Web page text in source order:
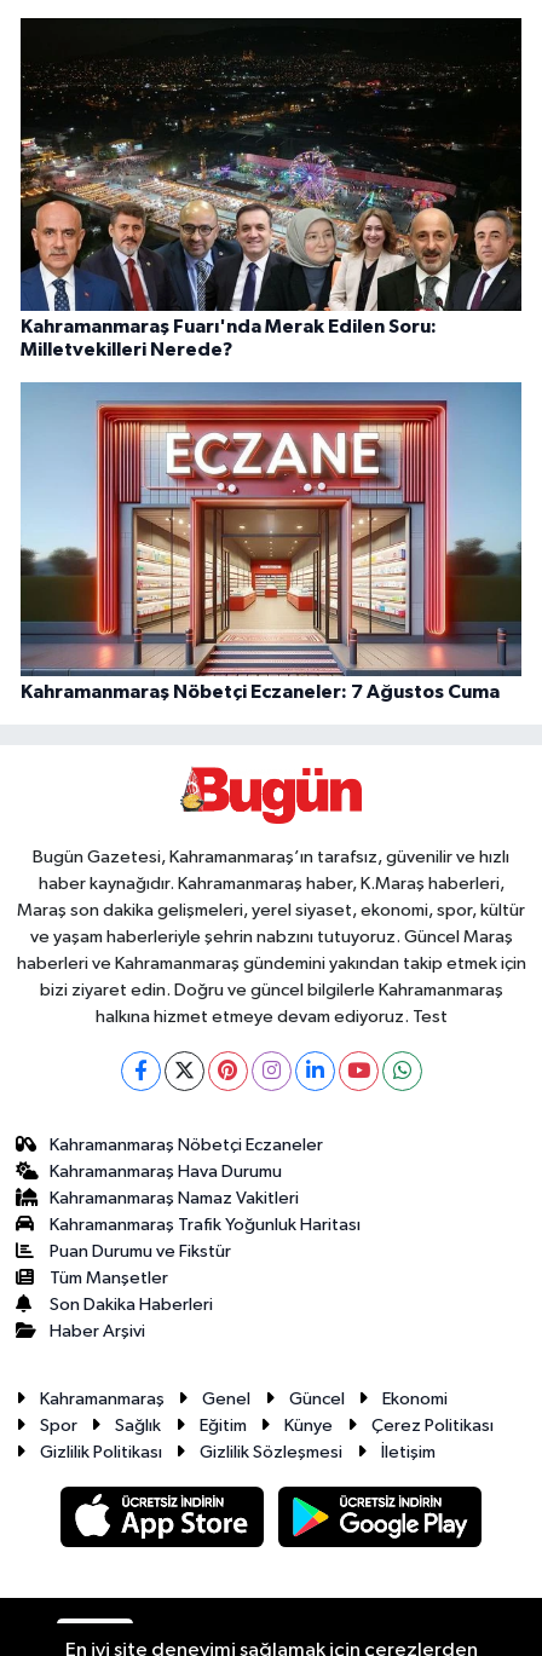
Kahramanmaraş Fuarı'nda Merak Edilen Soru:
Milletvekilleri Nerede?
Kahramanmaraş Nöbetçi Eczaneler: 7 Ağustos Cuma
Bugün Gazetesi, Kahramanmaraş’ın tarafsız, güvenilir ve hızlı
haber kaynağıdır. Kahramanmaraş haber, K.Maraş haberleri,
Maraş son dakika gelişmeleri, yerel siyaset, ekonomi, spor, kültür
ve yaşam haberleriyle şehrin nabzını tutuyoruz. Güncel Maraş
haberleri ve Kahramanmaraş gündemini yakından takip etmek için
bizi ziyaret edin. Doğru ve güncel bilgilerle Kahramanmaraş
halkına hizmet etmeye devam ediyoruz. Test
Kahramanmaraş Nöbetçi Eczaneler
Kahramanmaraş Hava Durumu
Kahramanmaraş Namaz Vakitleri
Kahramanmaraş Trafik Yoğunluk Haritası
Puan Durumu ve Fikstür
Tüm Manşetler
Son Dakika Haberleri
Haber Arşivi
Kahramanmaraş Genel Güncel
Ekonomi
Spor
Sağlık Eğitim Künye
Çerez Politikası
Gizlilik Politikası
Gizlilik Sözleşmesi İletişim
En iyi site deneyimi sağlamak için çerezlerden